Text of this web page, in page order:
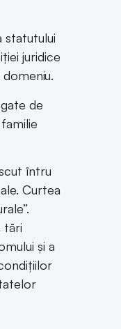
statutului
juridice
de
întru
Curtea
tări
și a